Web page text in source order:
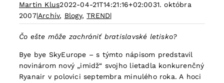
Martin Klus2022-04-21T14:21:16+02:0031. októbra
2007|Archív, Blogy,TREND|
Čo ešte môže zachrániť bratislavské letisko?
Bye bye SkyEurope – s týmto nápisom predstavil
novinárom nový „imidž“ svojho lietadla konkurenčný
Ryanair v polovici septembra minulého roka. A hoci